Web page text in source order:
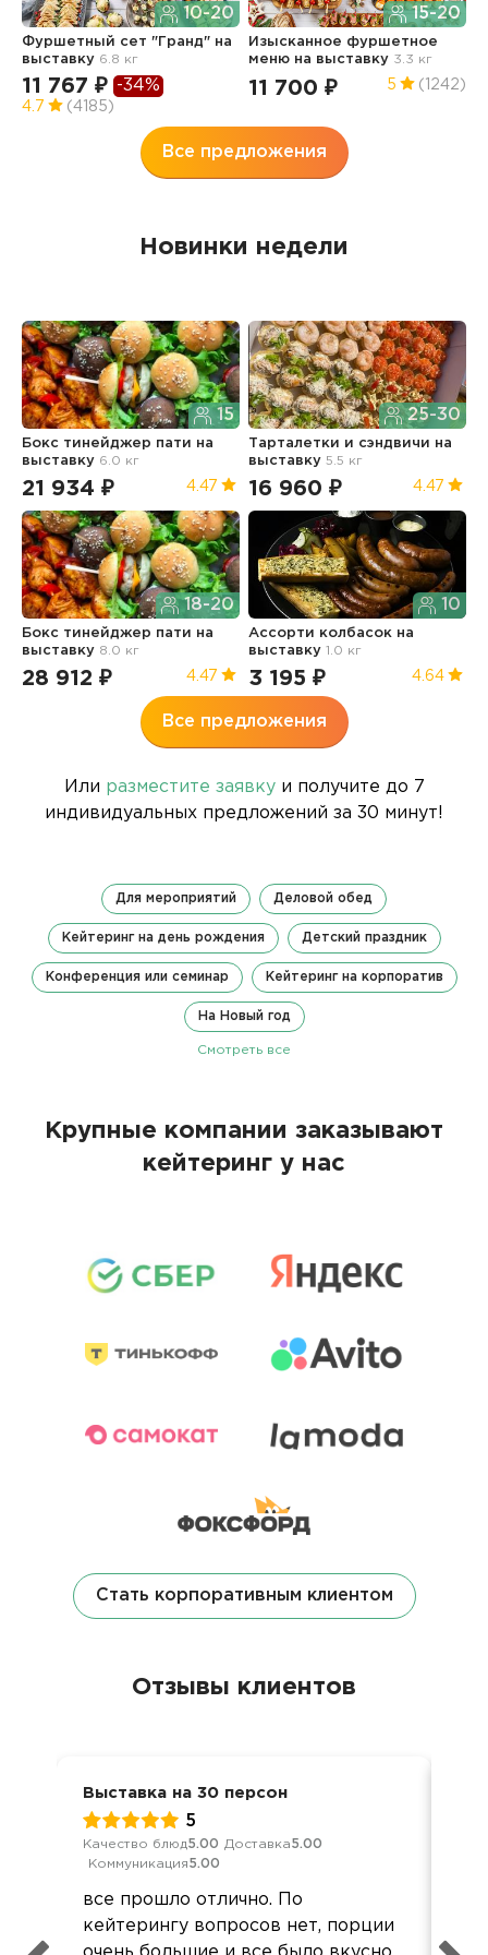
10-20
Фуршетный сет "Гранд" на
выставку 6.8 кг
11 767 ₽ -34%
4.7 (4185)
15-20
Изысканное фуршетное
меню на выставку 3.3 кг
11 700 ₽ 5 (1242)
Все предложения
Новинки недели
15
Бокс тинейджер пати на
выставку 6.0 кг
21 934 ₽ 4.47
25-30
Тарталетки и сэндвичи на
выставку 5.5 кг
16 960 ₽ 4.47
18-20
Бокс тинейджер пати на
выставку 8.0 кг
28 912 ₽ 4.47
10
Ассорти колбасок на
выставку 1.0 кг
3 195 ₽ 4.64
Все предложения
Или разместите заявкуи получите до 7
индивидуальных предложений за 30 минут!
Для мероприятий Деловой обед
Кейтеринг на день рождения Детский праздник
Конференция или семинар Кейтеринг на корпоратив
На Новый год
Смотреть все
Крупные компании заказывают
кейтеринг у нас
Стать корпоративным клиентом
Отзывы клиентов
Выставка на 30 персон
5
Качество блюд5.00 Доставка5.00
Коммуникация5.00
все прошло отлично. По
кейтерингу вопросов нет, порции